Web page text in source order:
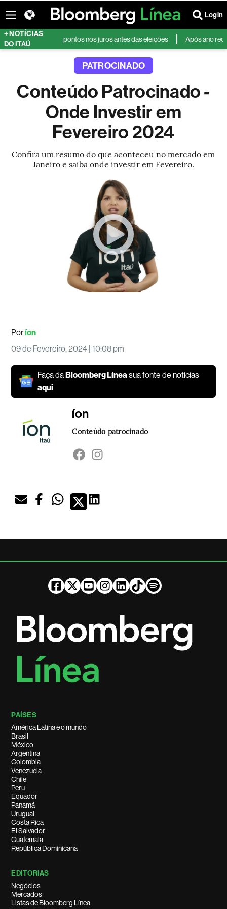
Login
+ NOTÍCIAS
DO ITAÚ
e vê corte de 2 pontos nos juros antes das eleições Após ano
PATROCINADO
Conteúdo Patrocinado -
Onde Investir em
Fevereiro 2024
Confira um resumo do que aconteceu no mercado em
Janeiro e saiba onde investir em Fevereiro.
Poríon
09 de Fevereiro, 2024 | 10:08 pm
Faça daBloomberg Línea sua fonte de notícias
aqui
íon
Conteúdo patrocinado
PAÍSES
América Latina e o mundo
Brasil
México
Argentina
Colombia
Venezuela
Chile
Peru
Equador
Panamá
Uruguai
Costa Rica
El Salvador
Guatemala
República Dominicana
EDITORIAS
Negócios
Mercados
Listas de Bloomberg Línea